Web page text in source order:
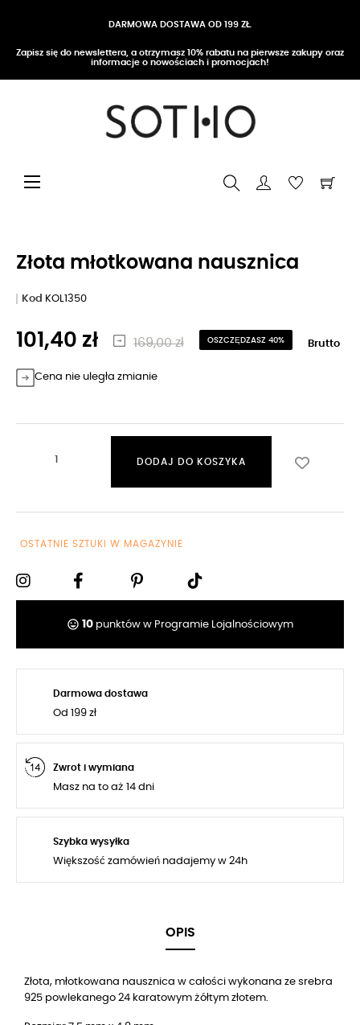
DARMOWA DOSTAWA OD 199 ZŁ
Zapisz się do newslettera, a otrzymasz 10% rabatu na pierwsze zakupy oraz
informacje o nowościach i promocjach!
Przełącz nawigację
☰
Złota młotkowana nausznica
Kod KOL1350
101,40 zł 169,00 zł OSZCZĘDZASZ 40% Brutto
Cena nie uległa zmianie
DODAJ DO KOSZYKA
OSTATNIE SZTUKI W MAGAZYNIE
tag_faces 10 punktów w Programie Lojalnościowym
Darmowa dostawa
Od 199 zł
Zwrot i wymiana
Masz na to aż 14 dni
Szybka wysyłka
Większość zamówień nadajemy w 24h
OPIS
Złota, młotkowana nausznica w całości wykonana ze srebra
925 powlekanego 24 karatowym żółtym złotem.